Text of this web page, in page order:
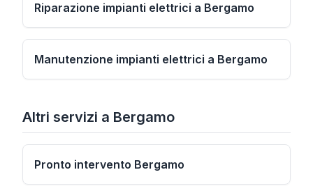
Riparazione impianti elettrici a Bergamo
Manutenzione impianti elettrici a Bergamo
Altri servizi a Bergamo
Pronto intervento Bergamo